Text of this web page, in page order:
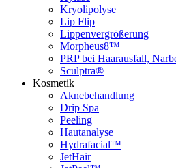
Kryolipolyse
Lip Flip
Lippenvergrößerung
Morpheus8™
PRP bei Haarausfall,
Sculptra®
Kosmetik
Aknebehandlung
Drip Spa
Peeling
Hautanalyse
Hydrafacial™
JetHair